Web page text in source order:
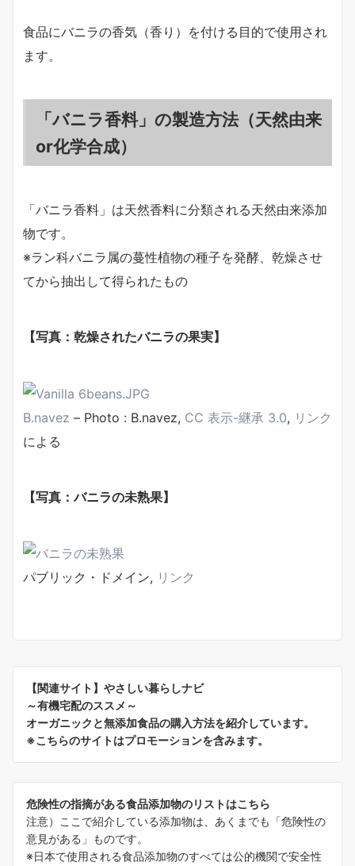
食品にバニラの香気（香り）を付ける目的で使用され
ます。
「バニラ香料」の製造方法（天然由来
or化学合成）
「バニラ香料」は天然香料に分類される天然由来添加
物です。
※ラン科バニラ属の蔓性植物の種子を発酵、乾燥させ
てから抽出して得られたもの
【写真：乾燥されたバニラの果実】
B.navez – Photo : B.navez, CC 表示-継承 3.0, リンク
による
【写真：バニラの未熟果】
パブリック・ドメイン, リンク
【関連サイト】やさしい暮らしナビ
～有機宅配のススメ～
オーガニックと無添加食品の購入方法を紹介しています。
※こちらのサイトはプロモーションを含みます。
危険性の指摘がある食品添加物のリストはこちら
注意）ここで紹介している添加物は、あくまでも「危険性の
意見がある」ものです。
※日本で使用される食品添加物のすべては公的機関で安全性